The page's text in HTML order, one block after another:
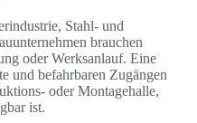
Stahl- und
brauchen
oder Werksanlauf. Eine
und befahrbaren Zugängen
oder Montagehalle,
ist.